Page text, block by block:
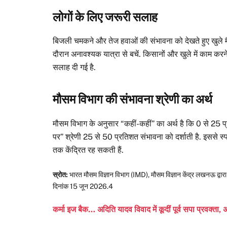
लोगों के लिए जरूरी सलाह
बिजली चमकने और तेज हवाओं की संभावना को देखते हुए खुले
दौरान अनावश्यक यात्रा से बचें. किसानों और खुले में काम करने
सलाह दी गई है.
मौसम विभाग की संभावना श्रेणी का अर्थ
मौसम विभाग के अनुसार “कहीं-कहीं” का अर्थ है कि 0 से 25
पर” श्रेणी 25 से 50 प्रतिशत संभावना को दर्शाती है. इससे
तक केंद्रित रह सकती हैं.
स्रोत: भारत मौसम विज्ञान विभाग (IMD), मौसम विज्ञान केंद्र लखनऊ
दिनांक 15 जून 2026.4
कर्मा इज बैक… अदिति यादव विवाद में कूदीं पूर्व सपा प्रवक्ता,